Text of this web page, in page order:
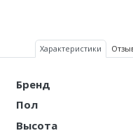
Характеристики
Бренд
Пол
Высота